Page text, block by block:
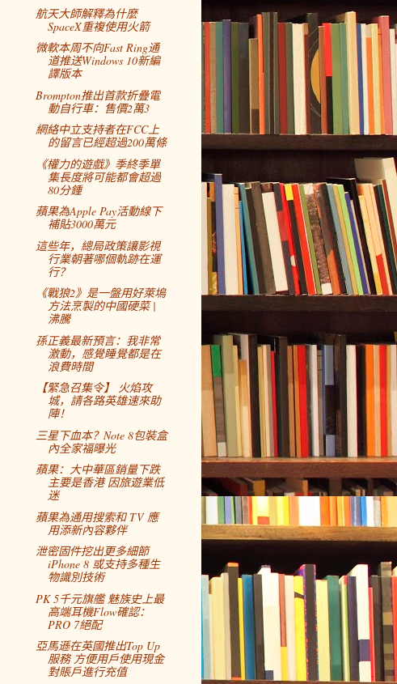
航天大師解釋為什麼
SpaceX重複使用火箭
微軟本周不向Fast Ring通
道推送Windows 10新編
譯版本
Brompton推出首款折疊電
動自行車：售價2萬3
網絡中立支持者在FCC上
的留言已經超過200萬條
《權力的遊戲》季終季單
集長度將可能都會超過
80分鍾
蘋果為Apple Pay活動線下
補貼3000萬元
這些年，總局政策讓影視
行業朝著哪個軌跡在運
行？
《戰狼2》是一盤用好萊塢
方法烹製的中國硬菜 |
沸騰
孫正義最新預言：我非常
激動，感覺睡覺都是在
浪費時間
【緊急召集令】 火焰攻
城，請各路英雄速來助
陣！
三星下血本？Note 8包裝盒
內全家福曝光
蘋果：大中華區銷量下跌
主要是香港 因旅遊業低
迷
蘋果為通用搜索和 TV 應
用添新內容夥伴
泄密固件挖出更多細節
iPhone 8 或支持多種生
物識別技術
PK 5千元旗艦 魅族史上最
高端耳機Flow確認：
PRO 7絕配
亞馬遜在英國推出Top Up
服務 方便用戶使用現金
對賬戶進行充值